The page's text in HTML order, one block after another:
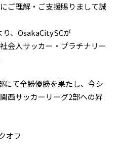
ご理解・ご支援賜りまして誠
り、OsakaCitySCが
会人サッカー・プラチナリー
にて全勝優勝を果たし、今シ
西サッカーリーグ2部への昇
オフ